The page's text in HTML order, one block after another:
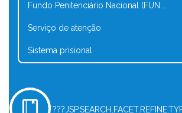
Fundo Penitenciário Nacional (FUN...
Serviço de atenção
Sistema prisional